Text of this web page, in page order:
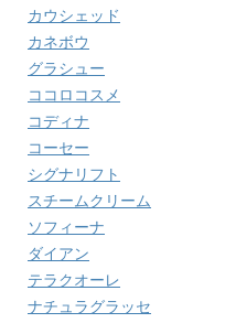
カウシェッド
カネボウ
グラシュー
ココロコスメ
コディナ
コーセー
シグナリフト
スチームクリーム
ソフィーナ
ダイアン
テラクオーレ
ナチュラグラッセ